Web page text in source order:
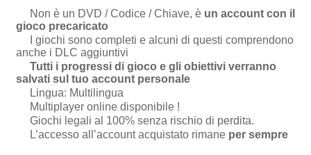
Non è un DVD / Codice / Chiave, è un account con il
gioco precaricato
I giochi sono completi e alcuni di questi comprendono
anche i DLC aggiuntivi
Tutti i progressi di gioco e gli obiettivi verranno
salvati sul tuo account personale
Lingua: Multilingua
Multiplayer online disponibile !
Giochi legali al 100% senza rischio di perdita.
L’accesso all’account acquistato rimane per sempre